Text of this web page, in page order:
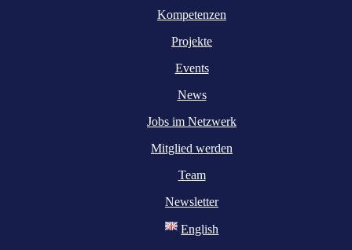
Kompetenzen
Projekte
Events
News
Jobs im Netzwerk
Mitglied werden
Team
Newsletter
English